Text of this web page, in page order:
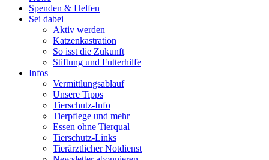
Spenden & Helfen
Sei dabei
Aktiv werden
Katzenkastration
So isst die Zukunft
Stiftung und Futterhilfe
Infos
Vermittlungsablauf
Unsere Tipps
Tierschutz-Info
Tierpflege und mehr
Essen ohne Tierqual
Tierschutz-Links
Tierärztlicher Notdienst